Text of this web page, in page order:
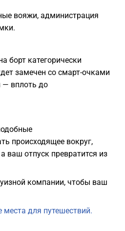
вояжи, администрация
борт категорически
замечен со смарт-очками
— вплоть до
происходящее вокруг,
ваш отпуск превратится из
компании, чтобы ваш
для путешествий.